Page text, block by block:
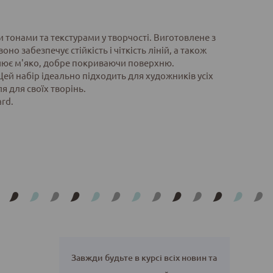
та текстурами у творчості. Виготовлене з
забезпечує стійкість і чіткість ліній, а також
м'яко, добре покриваючи поверхню.
набір ідеально підходить для художників усіх
для своїх творінь.
Завжди будьте в курсі всіх новин та